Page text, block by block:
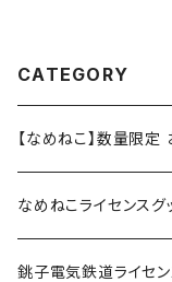
CATEGORY
【なめねこ】数量限
なめねこライセンスグ
Tシャツ
銚子電気鉄道ライセ